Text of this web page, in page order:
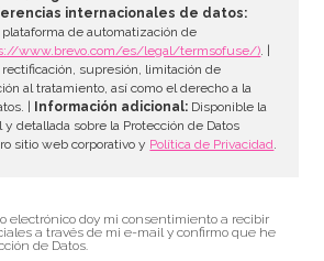
AÑADIR
internacionales de datos:
plataforma de automatización de
www.brevo.com/es/legal/termsofuse/). |
rectificación, supresión, limitación de
al tratamiento, así como el derecho a la
|
Información adicional: Disponible la
y detallada sobre la Protección de Datos
sitio web corporativo y Política de Privacidad.
electrónico doy mi consentimiento a recibir
a través de mi e-mail y confirmo que he
de Datos.